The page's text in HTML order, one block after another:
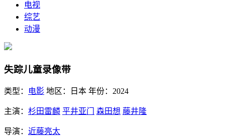
电视
综艺
动漫
失踪儿童录像带
类型： 电影 地区： 日本 年份： 2024
主演： 杉田雷麟 平井亚门 森田想 藤井隆
导演： 近藤亮太